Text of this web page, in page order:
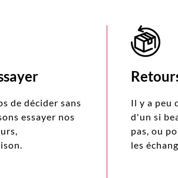
de décider sans
essayer nos
Il y a peu
d'un si
pas, ou
les